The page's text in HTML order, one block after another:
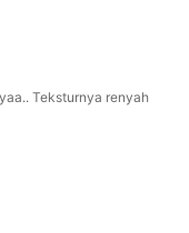
Teksturnya renyah